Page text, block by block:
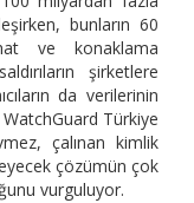
bunların 60
ve konaklama
şirketlere
da verilerinin
Türkiye
çalınan kimlik
çözümün çok
vurguluyor.